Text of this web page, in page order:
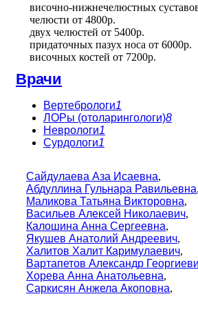
височно-нижнечелюстных
челюсти от 4800р.
двух челюстей от 5400р.
придаточных пазух носа от 6000р.
височных костей от 7200р.
Врачи
Вертебрологи1
ЛОРы (отоларингологи)8
Неврологи1
Сурдологи1
Сайдулаева Аза Исаевна,
Абдуллина Гульнара Равильевна,
Маликова Татьяна Викторовна,
Васильев Алексей Николаевич,
Калошина Анна Сергеевна,
Якушев Анатолий Андреевич,
Халитов Халит Каримулаевич,
Вартапетов Александр
Хорева Анна Анатольевна,
Саркисян Анжела Акоповна,